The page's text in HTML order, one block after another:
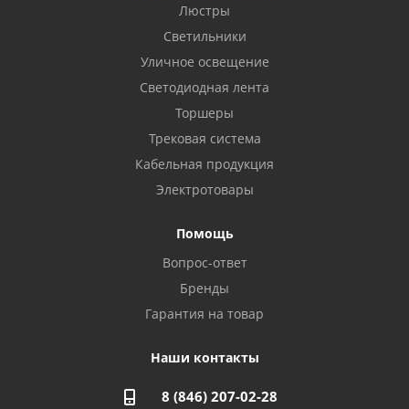
Бузулук, ул. Октябрьская, 24
Балаково, ул. Комарова, 55
Октябрьский, ул. Свердлова, 28
Азнакаево, ул. Булгар, 2. ТЦ "Акчарлак"
Стерлитамак, ул. Вокзальная, 13
Магнитогорск, ул. Труда, 14
Люстры
Светильники
Уличное освещение
Светодиодная лента
Торшеры
Трековая система
Кабельная продукция
Электротовары
Помощь
Вопрос-ответ
Бренды
Гарантия на товар
Наши контакты
8 (846) 207-02-28